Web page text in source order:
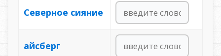
Северное сияние
айсберг